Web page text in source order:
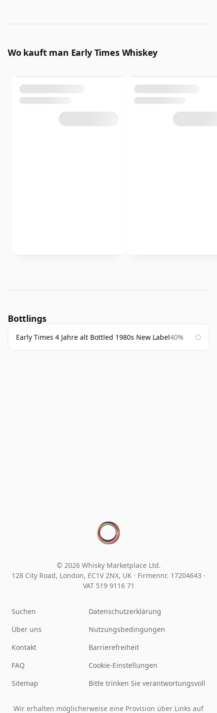
Wo kauft man Early Times Whiskey
Bottlings
Early Times 4 Jahre alt Bottled 1980s New Label40%
© 2026 Whisky Marketplace Ltd.
128 City Road, London, EC1V 2NX, UK · Firmennr. 17204643 ·
VAT 519 9116 71
Suchen
Über uns
Kontakt
FAQ
Sitemap
Datenschutzerklärung
Nutzungsbedingungen
Barrierefreiheit
Cookie-Einstellungen
Bitte trinken Sie verantwortungsvoll
Wir erhalten möglicherweise eine Provision über Links auf